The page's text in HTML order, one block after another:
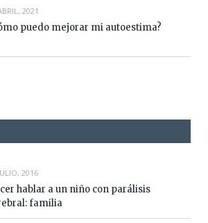
2021
puedo mejorar mi autoestima?
2016
hablar a un niño con parálisis
familia